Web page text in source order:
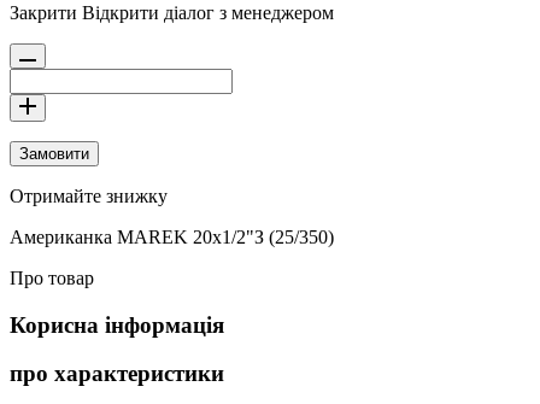
Закрити Відкрити діалог з менеджером
Замовити
Отримайте знижку
Американка MAREK 20х1/2"З (25/350)
Про товар
Корисна інформація
про характеристики